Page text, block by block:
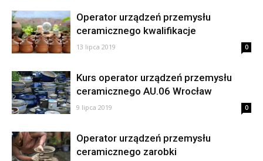
Operator urządzeń przemysłu
ceramicznego kwalifikacje
13 lipca 2019 0
Kurs operator urządzeń przemysłu
ceramicznego AU.06 Wrocław
9 lipca 2019 0
Operator urządzeń przemysłu
ceramicznego zarobki